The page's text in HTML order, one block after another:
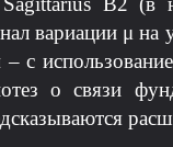
вариации μ
– с
о связи